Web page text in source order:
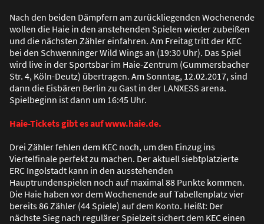
Nach den beiden Dämpfern am zurückliegenden Wochenende
wollen die Haie in den anstehenden Spielen wieder zubeißen
und die nächsten Zähler einfahren. Am Freitag tritt der KEC
bei den Schwenninger Wild Wings an (19:30 Uhr). Das Spiel
wird live in der Sportsbar im Haie-Zentrum (Gummersbacher
Str. 4, Köln-Deutz) übertragen. Am Sonntag, 12.02.2017, sind
dann die Eisbären Berlin zu Gast in der LANXESS arena.
Spielbeginn ist dann um 16:45 Uhr.
Haie-Tickets gibt es auf www.haie.de.
Drei Zähler fehlen dem KEC noch, um den Einzug ins
Viertelfinale perfekt zu machen. Der aktuell siebtplatzierte
ERC Ingolstadt kann in den ausstehenden
Hauptrundenspielen noch auf maximal 88 Punkte kommen.
Die Haie haben vor dem Wochenende auf Tabellenplatz vier
bereits 86 Zähler (44 Spiele) auf dem Konto. Heißt: Der
nächste Sieg nach regulärer Spielzeit sichert dem KEC einen